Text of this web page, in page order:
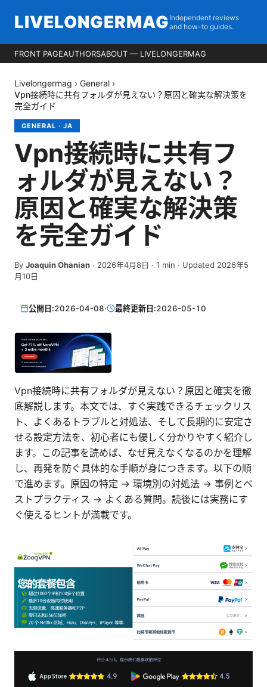
LIVELONGERMAG Independent reviews
and how-to guides.
FRONT PAGEAUTHORSABOUT — LIVELONGERMAG
Livelongermag › General ›
Vpn接続時に共有フォルダが見えない？原因と確実な解決策を
完全ガイド
GENERAL · JA
Vpn接続時に共有フ
ォルダが見えない？
原因と確実な解決策
を完全ガイド
By Joaquin Ohanian · 2026年4月8日 · 1 min · Updated 2026年5
月10日
公開日:2026-04-08· 最終更新日:2026-05-10
Vpn接続時に共有フォルダが見えない？原因と確実を徹
底解説します。本文では、すぐ実践できるチェックリス
ト、よくあるトラブルと対処法、そして長期的に安定さ
せる設定方法を、初心者にも優しく分かりやすく紹介し
ます。この記事を読めば、なぜ見えなくなるのかを理解
し、再発を防ぐ具体的な手順が身につきます。以下の順
で進めます。原因の特定 → 環境別の対処法 → 事例とベ
ストプラクティス → よくある質問。読後には実務にす
ぐ使えるヒントが満載です。